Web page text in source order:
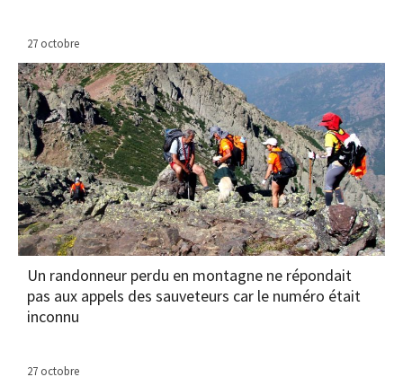
27 octobre
Un randonneur perdu en montagne ne répondait
pas aux appels des sauveteurs car le numéro était
inconnu
27 octobre